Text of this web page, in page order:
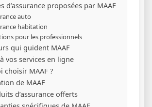
d’assurance proposées par MAAF
auto
habitation
pour les professionnels
qui guident MAAF
vos services en ligne
choisir MAAF ?
de MAAF
d’assurance offerts